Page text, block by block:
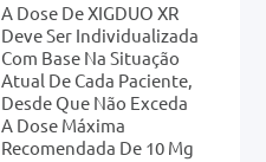
A Dose De XIGDUO XR
Deve Ser Individualizada
Com Base Na Situação
Atual De Cada Paciente,
Desde Que Não Exceda
A Dose Máxima
Recomendada De 10 Mg